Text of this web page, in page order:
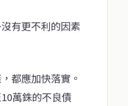
有更不利的因素
都應加快落實。
萬銖的不良債